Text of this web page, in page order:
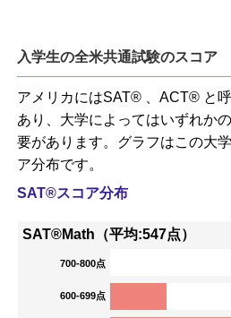
入学生の全米共通試験のスコア
アメリカにはSAT® 、ACT® と
あり、大学によってはいずれか
要があります。グラフはこの大
ア分布です。
SAT®スコア分布
SAT®Math（平均:547点）
700-800点
600-699点